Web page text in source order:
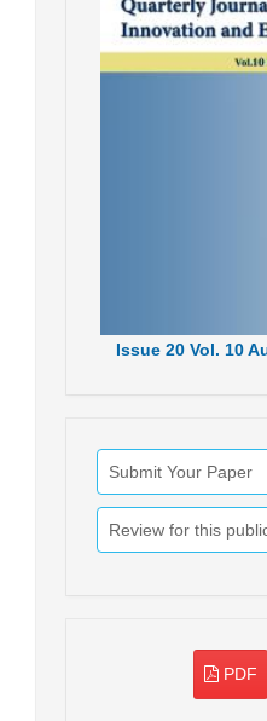
Issue 20 Vol. 10
Submit Your Paper
Review for this
PDF